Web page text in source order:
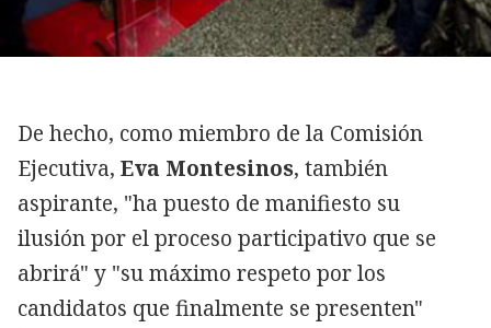
De hecho, como miembro de la Comisión
Ejecutiva, Eva Montesinos, también
aspirante, "ha puesto de manifiesto su
ilusión por el proceso participativo que se
abrirá" y "su máximo respeto por los
candidatos que finalmente se presenten"